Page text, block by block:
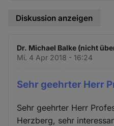
Diskussion anzeigen
Dr. Michael Balke (nicht
Mi. 4 Apr 2018 - 16:24
Sehr geehrter Herr
Sehr geehrter Herr
Herzberg, sehr